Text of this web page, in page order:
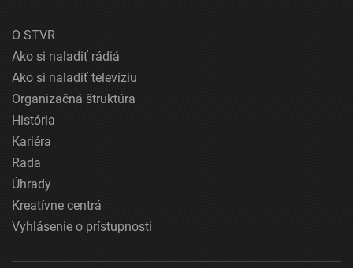
O STVR
Ako si naladiť rádiá
Ako si naladiť televíziu
Organizačná štruktúra
História
Kariéra
Rada
Úhrady
Kreatívne centrá
Vyhlásenie o prístupnosti